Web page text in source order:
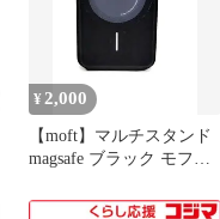
¥ 2,000
【moft】マルチスタンド
magsafe ブラック モフト